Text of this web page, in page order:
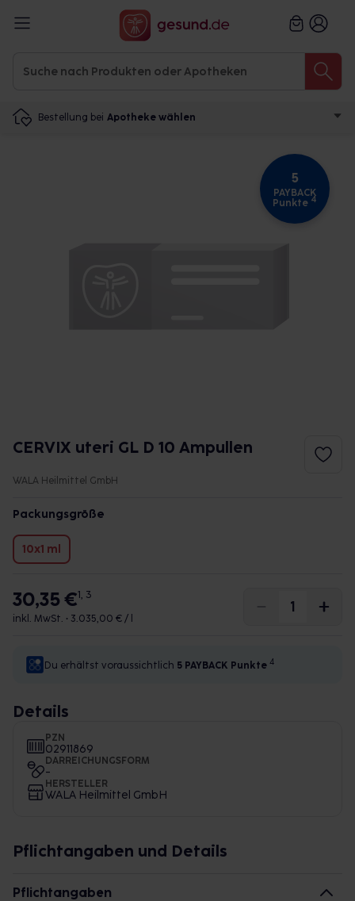
Bestellung bei Apotheke wählen
5
PAYBACK
Punkte 4
CERVIX uteri GL D 10 Ampullen
WALA Heilmittel GmbH
Packungsgröße
10x1 ml
30,35 €1, 3
inkl. MwSt. • 3.035,00 € / l
Du erhältst voraussichtlich 5 PAYBACK Punkte 4
Details
PZN
02911869
DARREICHUNGSFORM
-
HERSTELLER
WALA Heilmittel GmbH
Pflichtangaben und Details
Pflichtangaben